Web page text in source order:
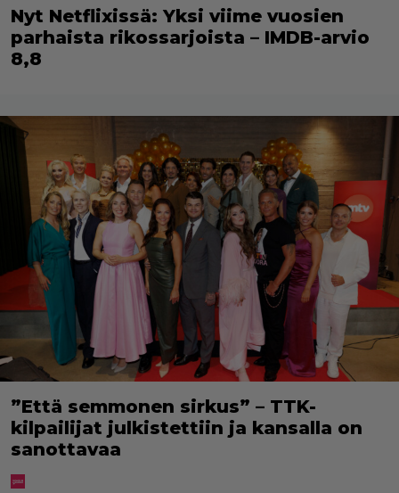
Nyt Netflixissä: Yksi viime vuosien
parhaista rikossarjoista – IMDB-arvio
8,8
”Että semmonen sirkus” – TTK-
kilpailijat julkistettiin ja kansalla on
sanottavaa